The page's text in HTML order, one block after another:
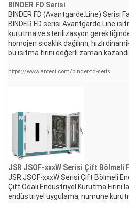
BINDER FD Serisi
BINDER FD (Avantgarde.Line) Serisi
BINDER FD serisi Avantgarde.Line
kurutma ve sterilizasyon gerektiğinde
homojen sıcaklık dağılımı, hızlı
bu ısıtma fırını değerli zaman
https://www.antest.com/binder-fd-serisi
JSR JSOF-xxxW Serisi Çift Bölmeli
JSR JSOF-xxxW Serisi Çift Bölmeli
Çift Odalı Endüstriyel Kurutma
endüstriyel uygulama, numune